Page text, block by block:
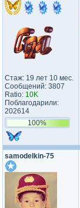
Стаж: 19 лет 10 мес.
Сообщений: 3807
Ratio: 10K
Поблагодарили:
202614
100%
samodelkin-75